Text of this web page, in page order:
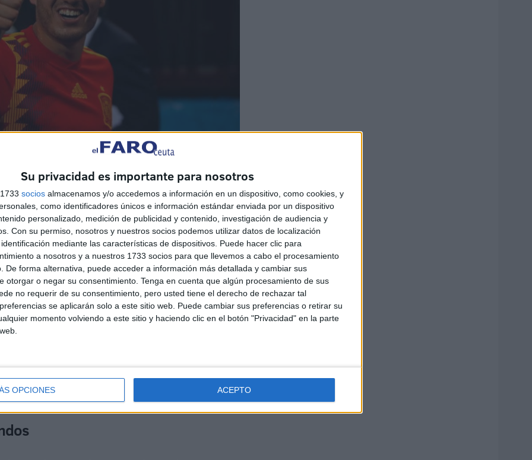
Su privacidad es importante para nosotros
socios almacenamos y/o accedemos a información en un dispositivo, como cookies, y
como identificadores únicos e información estándar enviada por un dispositivo
personalizado, medición de publicidad y contenido, investigación de audiencia y
Con su permiso, nosotros y nuestros socios podemos utilizar datos de localización
mediante las características de dispositivos. Puede hacer clic para
a nosotros y a nuestros 1733 socios para que llevemos a cabo el procesamiento
De forma alternativa, puede acceder a información más detallada y cambiar sus
otorgar o negar su consentimiento. Tenga en cuenta que algún procesamiento de sus
no requerir de su consentimiento, pero usted tiene el derecho de rechazar tal
se aplicarán solo a este sitio web. Puede cambiar sus preferencias o retirar su
momento volviendo a este sitio y haciendo clic en el botón "Privacidad" en la parte
OPCIONES ACEPTO
oficial del Valencia CF.
Europa y elValencia CFse hizo con sus servicios por
con once acciones de gol (ocho tantos y
irregularprovocó que no se estableciese como
una cesión sería la mejor opción para el futbolista.